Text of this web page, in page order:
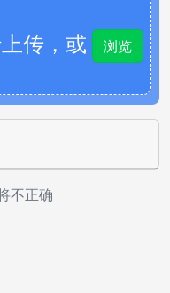
传，或 浏览
不正确